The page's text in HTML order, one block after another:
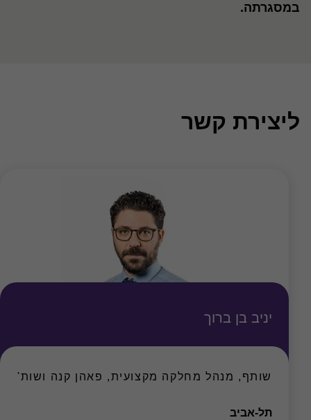
במסגרתה.
ליצירת קשר
יניב בן ברוך
שותף, מנהל מחלקה מקצועית, פאהן קנה ושות'
תל-אביב